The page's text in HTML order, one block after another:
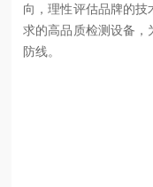
向，理性评估品牌的
求的高品质检测设备
防线。